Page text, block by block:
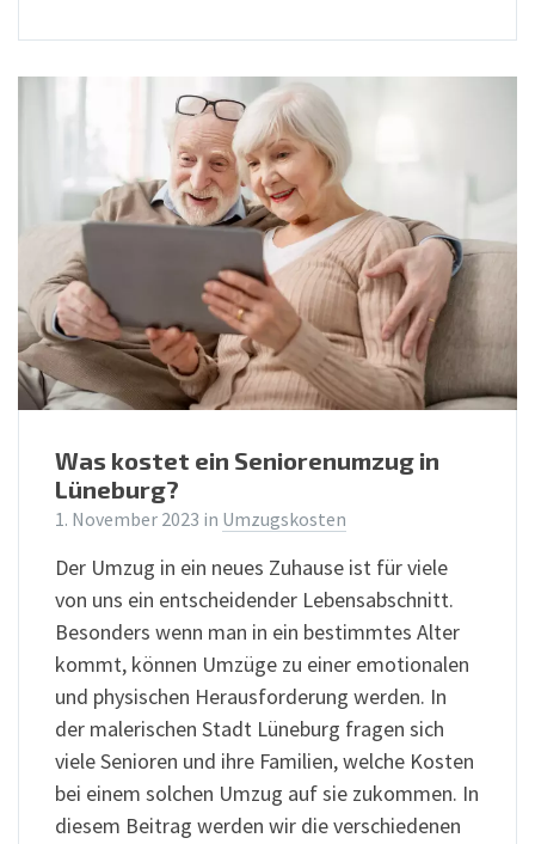
Was kostet ein Seniorenumzug in
Lüneburg?
1. November 2023 in Umzugskosten
Der Umzug in ein neues Zuhause ist für viele
von uns ein entscheidender Lebensabschnitt.
Besonders wenn man in ein bestimmtes Alter
kommt, können Umzüge zu einer emotionalen
und physischen Herausforderung werden. In
der malerischen Stadt Lüneburg fragen sich
viele Senioren und ihre Familien, welche Kosten
bei einem solchen Umzug auf sie zukommen. In
diesem Beitrag werden wir die verschiedenen